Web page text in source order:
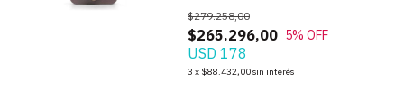
$265.296,00
$279.258,00
5% OFF
USD 178
3 x $88.432,00sin interés